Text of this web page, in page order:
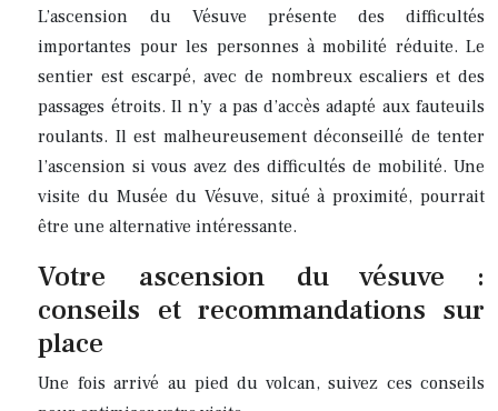
L’ascension du Vésuve présente des difficultés
importantes pour les personnes à mobilité réduite. Le
sentier est escarpé, avec de nombreux escaliers et des
passages étroits. Il n’y a pas d’accès adapté aux fauteuils
roulants. Il est malheureusement déconseillé de tenter
l’ascension si vous avez des difficultés de mobilité. Une
visite du Musée du Vésuve, situé à proximité, pourrait
être une alternative intéressante.
Votre ascension du vésuve :
conseils et recommandations sur
place
Une fois arrivé au pied du volcan, suivez ces conseils